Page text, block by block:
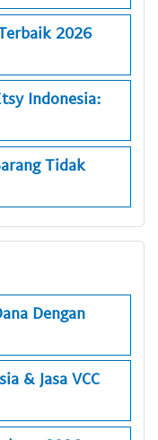
2026
Indonesia:
Tidak
Dengan
& Jasa VCC